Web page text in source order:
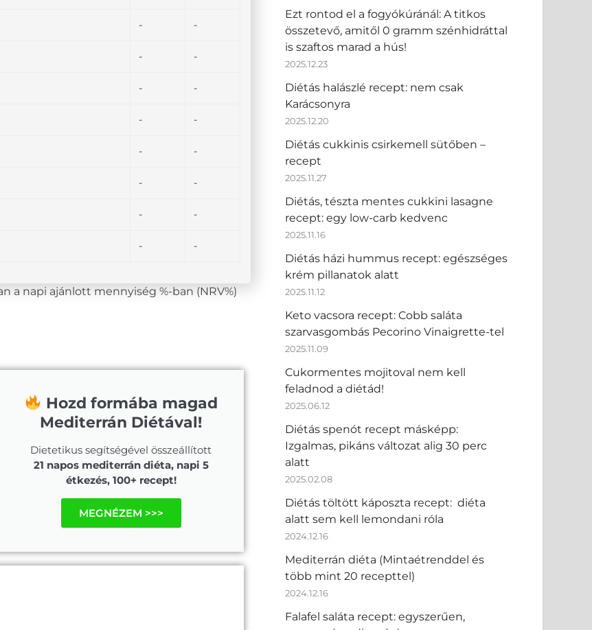
- -
- -
- -
- -
- -
- -
- -
- -
a napi ajánlott mennyiség %-ban (NRV%)
Hozd formába magad
Mediterrán Diétával!
Dietetikus segítségével összeállított
21 napos mediterrán diéta, napi 5
étkezés, 100+ recept!
MEGNÉZEM >>>
Ezt rontod el a fogyókúránál: A titkos
összetevő, amitől 0 gramm szénhidráttal
is szaftos marad a hús!
2025.12.23
Diétás halászlé recept: nem csak
Karácsonyra
2025.12.20
Diétás cukkinis csirkemell sütőben –
recept
2025.11.27
Diétás, tészta mentes cukkini lasagne
recept: egy low-carb kedvenc
2025.11.16
Diétás házi hummus recept: egészséges
krém pillanatok alatt
2025.11.12
Keto vacsora recept: Cobb saláta
szarvasgombás Pecorino Vinaigrette-tel
2025.11.09
Cukormentes mojitoval nem kell
feladnod a diétád!
2025.06.12
Diétás spenót recept másképp:
Izgalmas, pikáns változat alig 30 perc
alatt
2025.02.08
Diétás töltött káposzta recept: diéta
alatt sem kell lemondani róla
2024.12.16
Mediterrán diéta (Mintaétrenddel és
több mint 20 recepttel)
2024.12.16
Falafel saláta recept: egyszerűen,